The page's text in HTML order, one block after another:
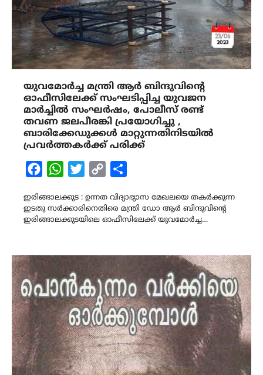
യുവമോർച്ച മന്ത്രി ആർ ബിന്ദുവിന്‍റെ
ഓഫീസിലേക്ക് സംഘടിപ്പിച്ച യുവജന
മാർച്ചിൽ സംഘർഷം, പോലീസ് രണ്ട്
തവണ ജലപീരങ്കി പ്രയോഗിച്ചു ,
ബാരിക്കേഡുക്കൾ മാറ്റുന്നതിനിടയിൽ
പ്രവർത്തകർക്ക് പരിക്ക്
FacebookWhatsAppTwitterCopy
ഇരിങ്ങാലക്കുട : ഉന്നത വിദ്യാഭ്യാസ മേഖലയെ തകർക്കുന്ന
ഇടതു സർക്കാരിനെതിരെ മന്ത്രി ഡോ ആർ ബിന്ദുവിന്‍റെ
ഇരിങ്ങാലക്കുടയിലെ ഓഫീസിലേക്ക് യുവമോർച്ച…